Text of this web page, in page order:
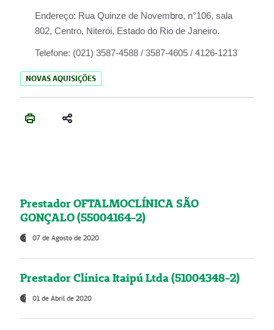
Endereço: Rua Quinze de Novembro, n°106, sala
802, Centro, Niterói, Estado do Rio de Janeiro.
Telefone: (021) 3587-4588 / 3587-4605 / 4126-1213
NOVAS AQUISIÇÕES
Prestador OFTALMOCLÍNICA SÃO
GONÇALO (55004164-2)
07 de Agosto de 2020
Prestador Clínica Itaipú Ltda (51004348-2)
01 de Abril de 2020